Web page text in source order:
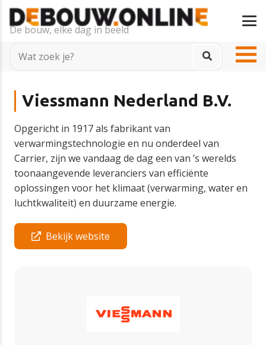
De bouw, elke dag in beeld
Viessmann Nederland B.V.
Opgericht in 1917 als fabrikant van
verwarmingstechnologie en nu onderdeel van
Carrier, zijn we vandaag de dag een van ’s werelds
toonaangevende leveranciers van efficiënte
oplossingen voor het klimaat (verwarming, water en
luchtkwaliteit) en duurzame energie.
Bekijk website